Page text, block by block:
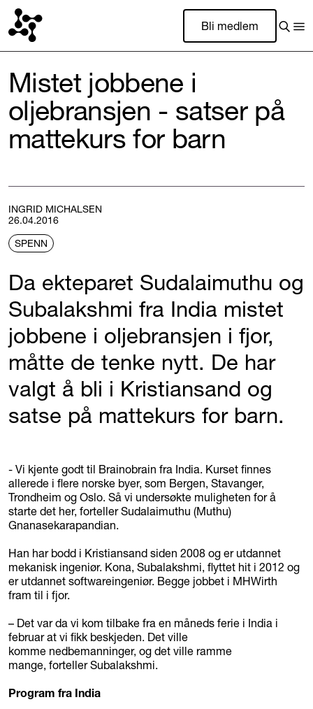
Bli medlem
Mistet jobbene i
oljebransjen - satser på
mattekurs for barn
INGRID MICHALSEN
26.04.2016
SPENN
Da ekteparet Sudalaimuthu og
Subalakshmi fra India mistet
jobbene i oljebransjen i fjor,
måtte de tenke nytt. De har
valgt å bli i Kristiansand og
satse på mattekurs for barn.
- Vi kjente godt til Brainobrain fra India. Kurset finnes
allerede i flere norske byer, som Bergen, Stavanger,
Trondheim og Oslo. Så vi undersøkte muligheten for å
starte det her, forteller Sudalaimuthu (Muthu)
Gnanasekarapandian.
Han har bodd i Kristiansand siden 2008 og er utdannet
mekanisk ingeniør. Kona, Subalakshmi, flyttet hit i 2012 og
er utdannet softwareingeniør. Begge jobbet i MHWirth
fram til i fjor.
– Det var da vi kom tilbake fra en måneds ferie i India i
februar at vi fikk beskjeden. Det ville
komme nedbemanninger, og det ville ramme
mange, forteller Subalakshmi.
Program fra India